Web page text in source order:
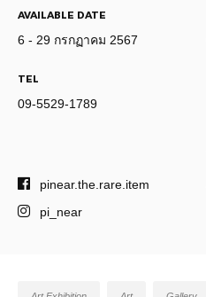
AVAILABLE DATE
6 - 29 กรกฏาคม 2567
TEL
09-5529-1789
pinear.the.rare.item
pi_near